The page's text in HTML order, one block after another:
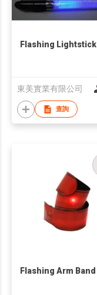
Flashing Lightstick
東美實業有限公司
查詢
Flashing Arm Band